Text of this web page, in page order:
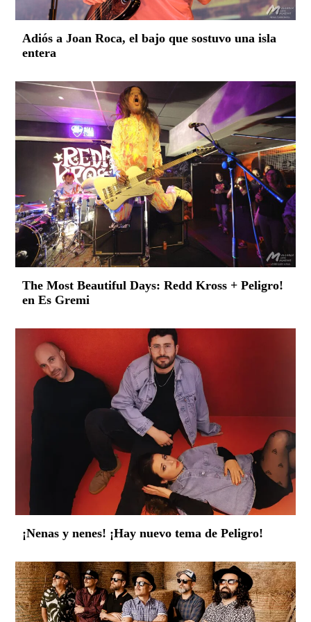
Adiós a Joan Roca, el bajo que sostuvo una isla
entera
The Most Beautiful Days: Redd Kross + Peligro!
en Es Gremi
¡Nenas y nenes! ¡Hay nuevo tema de Peligro!